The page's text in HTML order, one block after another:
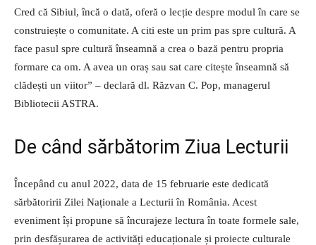
Cred că Sibiul, încă o dată, oferă o lecție despre modul în care se
construiește o comunitate. A citi este un prim pas spre cultură. A
face pasul spre cultură înseamnă a crea o bază pentru propria
formare ca om. A avea un oraș sau sat care citește înseamnă să
clădești un viitor” – declară dl. Răzvan C. Pop, managerul
Bibliotecii ASTRA.
De când sărbătorim Ziua Lecturii
Începând cu anul 2022, data de 15 februarie este dedicată
sărbătoririi Zilei Naționale a Lecturii în România. Acest
eveniment își propune să încurajeze lectura în toate formele sale,
prin desfășurarea de activități educaționale și proiecte culturale